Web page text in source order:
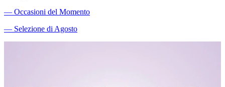
― Occasioni del Momento
― Selezione di Agosto